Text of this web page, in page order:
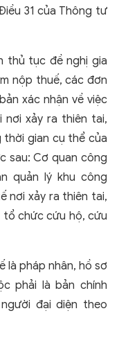
31 của Thông tư
thủ tục đề nghị gia
nộp thuế, các đơn
xác nhận về việc
xảy ra thiên tai,
gian cụ thể của
sau: Cơ quan công
quản lý khu công
nơi xảy ra thiên tai,
chức cứu hộ, cứu
pháp nhân, hồ sơ
phải là bản chính
đại diện theo